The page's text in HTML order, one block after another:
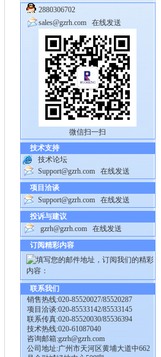
2880306702
sales@gzrh.com
在线发送
微信扫一扫
技术支持
技术论坛
Support@gzrh.com
在线发送
项目洽谈
Support@gzrh.com
在线发送
投诉与建议
gzrh@gzrh.com
在线发送
订阅精彩内容
联系我们
销售热线:020-85520027/85520287
项目洽谈:020-85533142/85533145
联系传真:020-85520030/85536394
技术热线:020-61087040
咨询邮箱:gzrh@gzrh.com
公司地址:广州市天河区黄埔大道中662